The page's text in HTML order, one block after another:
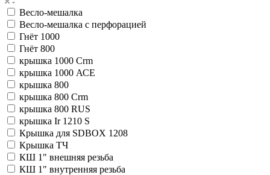
Весло-мешалка
Весло-мешалка с перфорацией
Гнёт 1000
Гнёт 800
крышка 1000 Crm
крышка 1000 АСЕ
крышка 800
крышка 800 Crm
крышка 800 RUS
крышка Ir 1210 S
Крышка для SDBOX 1208
Крышка ТЧ
КШ 1" внешняя резьба
КШ 1" внутренняя резьба